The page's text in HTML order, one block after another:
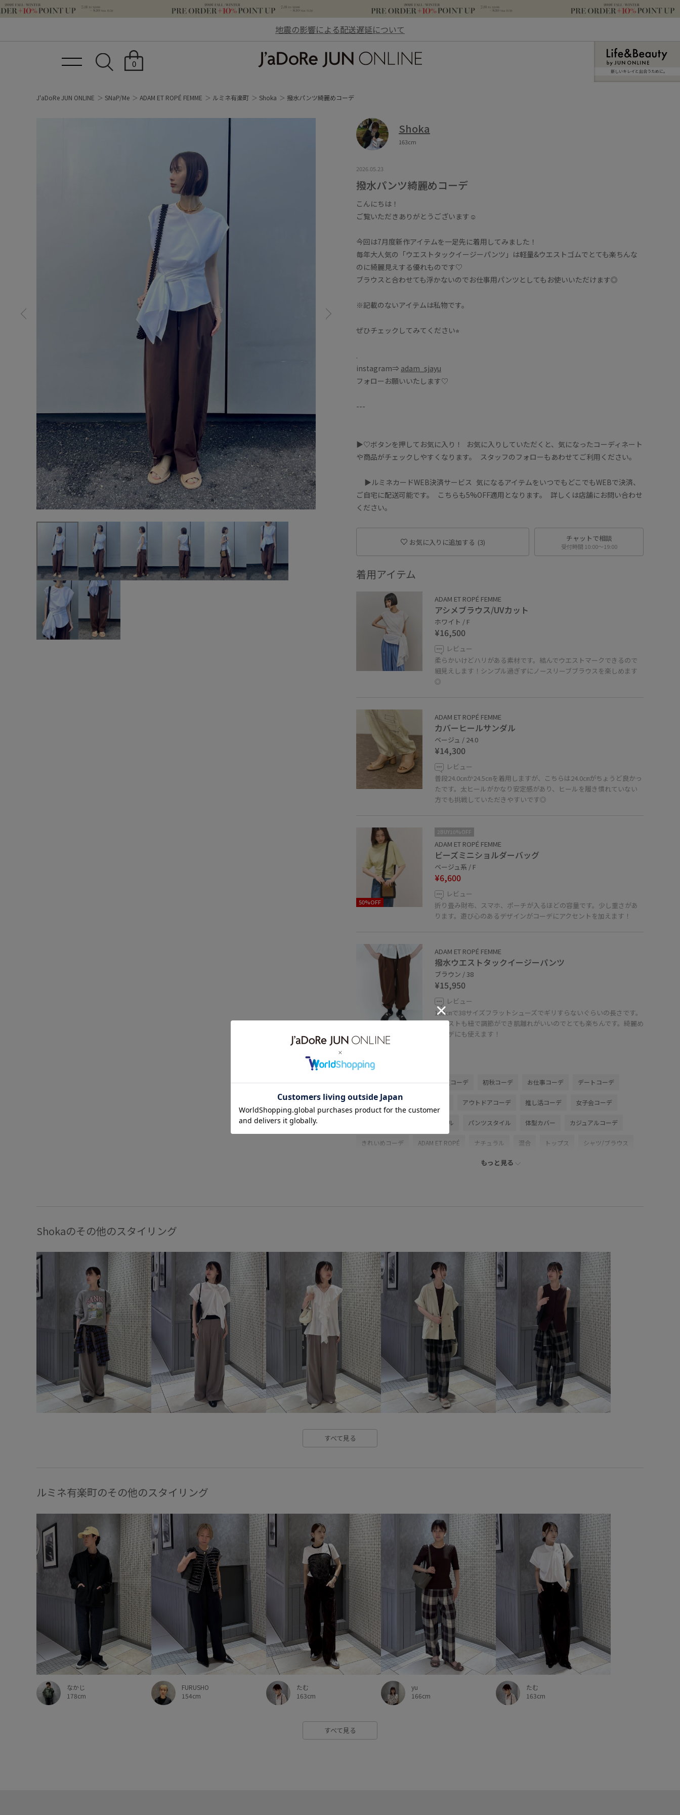
地震の影響による配送遅延について
0
新しいキレイと出合うために。
J'aDoRe JUN ONLINE SNaP/Me ADAM ET ROPÉ FEMME ルミネ有楽町 Shoka 撥水パンツ綺麗めコーデ
Shoka
163cm
2026.05.23
撥水パンツ綺麗めコーデ
こんにちは！
ご覧いただきありがとうございます☺︎
今回は7月度新作アイテムを一足先に着用してみました！
毎年大人気の「ウエストタックイージーパンツ」は軽量&ウエストゴムでとても楽ちんな
のに綺麗見えする優れものです♡
ブラウスと合わせても浮かないのでお仕事用パンツとしてもお使いいただけます◎
※記載のないアイテムは私物です。
ぜひチェックしてみてください⭐︎
.
instagram⇒ adam_sjayu
フォローお願いいたします♡
---
▶︎♡ボタンを押してお気に入り！ お気に入りしていただくと、気になったコーディネート
や商品がチェックしやすくなります。 スタッフのフォローもあわせてご利用ください。
▶︎ルミネカードWEB決済サービス 気になるアイテムをいつでもどこでもWEBで決済、
ご自宅に配送可能です。 こちらも5%OFF適用となります。 詳しくは店舗にお問い合わせ
ください。
お気に入りに追加する (3) チャットで相談
受付時間 10:00〜19:00
着用アイテム
ADAM ET ROPÉ FEMME
アシメブラウス/UVカット
ホワイト / F
¥16,500
レビュー
柔らかいけどハリがある素材です。結んでウエストマークできるので
細見えします！シンプル過ぎずにノースリーブブラウスを楽しめます
◎
ADAM ET ROPÉ FEMME
カバーヒールサンダル
ベージュ / 24.0
¥14,300
レビュー
普段24.0㎝か24.5㎝を着用しますが、こちらは24.0㎝がちょうど良かっ
たです。太ヒールがかなり安定感があり、ヒールを履き慣れていない
方でも挑戦していただきやすいです◎
50%OFF
2BUY10%OFF
ADAM ET ROPÉ FEMME
ビーズミニショルダーバッグ
ベージュ系 / F
¥6,600
レビュー
折り畳み財布、スマホ、ポーチが入るほどの容量です。少し重さがあ
ります。遊び心のあるデザインがコーデにアクセントを加えます！
ADAM ET ROPÉ FEMME
撥水ウエストタックイージーパンツ
ブラウン / 38
¥15,950
レビュー
163㎝で38サイズフラットシューズでギリすらないぐらいの長さです。
ウエストも紐で調節ができ肌離れがいいのでとても楽ちんです。綺麗め
コーデにも使えます！
関連タグ
春コーデ 初夏コーデ 夏コーデ 初秋コーデ お仕事コーデ デートコーデ
お出かけコーデ アウトドアコーデ 推し活コーデ 女子会コーデ
大人カジュアル パンツスタイル 体型カバー カジュアルコーデ
きれいめコーデ ADAM ET ROPÉ ナチュラル 混合 トップス シャツ/ブラウス
シューズ
ストレッチ性 タフタ タフタ素材 ドローコード ナイロン
ネックレス FEMME バランスが良い バルーンシルエット ビスチェ フェイクレザー
フェミニン ベーシック ボリューム感 モダン モード感 ルーズ
ルーズなシルエット レザー調 ロンT ヴィンテージ 伸縮性 光沢感
快適 抜け感 撥水機能 春夏のスタイリング 爽やか
美シルエット 華やか 落ち着いた印象 長財布
もっと見る
Shokaのその他のスタイリング
すべて見る
ルミネ有楽町のその他のスタイリング
なかじ
178cm
FURUSHO
154cm
たむ
163cm
yu
166cm
たむ
163cm
すべて見る